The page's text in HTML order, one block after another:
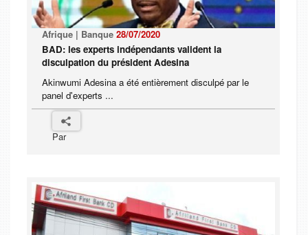
Afrique | Banque 28/07/2020
BAD: les experts indépendants valident la
disculpation du président Adesina
Akinwumi Adesina a été entièrement disculpé par le
panel d'experts ...
Par